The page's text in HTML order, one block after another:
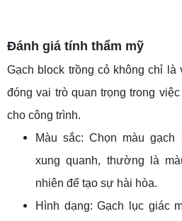
Đánh giá tính thẩm mỹ
Gạch block trồng cỏ không chỉ là
đóng vai trò quan trọng trong
cho công trình.
Màu sắc: Chọn màu
xung quanh, thường là
nhiên để tạo sự hài hòa.
Hình dạng: Gạch lục giác